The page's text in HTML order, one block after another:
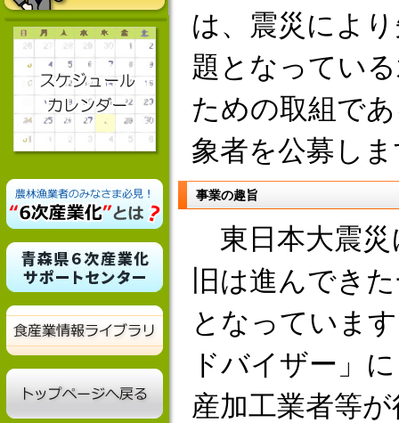
は、震災によ
題となってい
ための取組で
象者を公募し
事業の趣旨
東日本大震災
旧は進んでき
となっていま
ドバイザー」
産加工業者等